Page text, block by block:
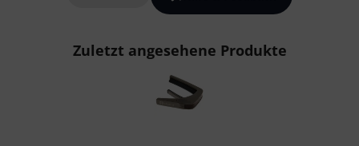
Zuletzt angesehene Produkte